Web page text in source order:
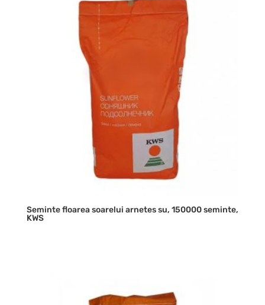
Seminte floarea soarelui arnetes su, 150000 seminte,
KWS